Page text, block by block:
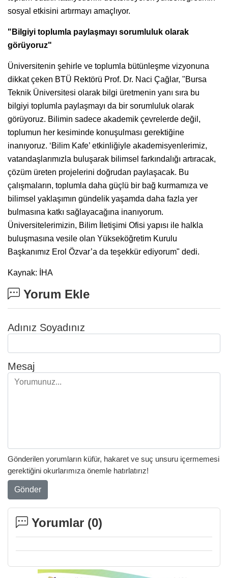
sosyal etkisini artırmayı amaçlıyor.
"Bilgiyi toplumla paylaşmayı sorumluluk olarak
görüyoruz"
Üniversitenin şehirle ve toplumla bütünleşme vizyonuna
dikkat çeken BTÜ Rektörü Prof. Dr. Naci Çağlar, "Bursa
Teknik Üniversitesi olarak bilgi üretmenin yanı sıra bu
bilgiyi toplumla paylaşmayı da bir sorumluluk olarak
görüyoruz. Bilimin sadece akademik çevrelerde değil,
toplumun her kesiminde konuşulması gerektiğine
inanıyoruz. ‘Bilim Kafe’ etkinliğiyle akademisyenlerimiz,
vatandaşlarımızla buluşarak bilimsel farkındalığı artıracak,
çözüm üreten projelerini doğrudan paylaşacak. Bu
çalışmaların, toplumla daha güçlü bir bağ kurmamıza ve
bilimsel yaklaşımın gündelik yaşamda daha fazla yer
bulmasına katkı sağlayacağına inanıyorum.
Üniversitelerimizin, Bilim İletişimi Ofisi yapısı ile halkla
buluşmasına vesile olan Yükseköğretim Kurulu
Başkanımız Erol Özvar’a da teşekkür ediyorum" dedi.
Kaynak: İHA
Yorum Ekle
Adınız Soyadınız
Mesaj
Gönderilen yorumların küfür, hakaret ve suç unsuru içermemesi
gerektiğini okurlarımıza önemle hatırlatırız!
Gönder
Yorumlar (0)